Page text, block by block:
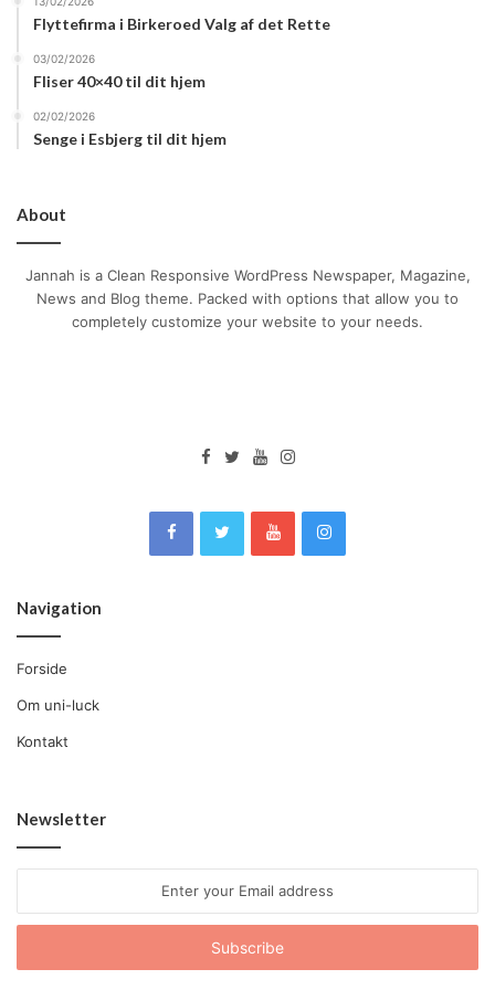
uforglemmelig begivenhed. Ved at tage højde for alle
detaljer – fra valg af lokation til mad, drikke,
underholdning og dekorationer – kan man sikre, at
gæsterne får en fantastisk oplevelse. Med hjælp fra
professionelle som Løvbjerg kan man skabe den
Flyttefirma i Birkeroed Valg af det Rette
03/02/2026
Fliser 40×40 til dit hjem
02/02/2026
Senge i Esbjerg til dit hjem
About
Jannah is a Clean Responsive WordPress Newspaper, Magazine,
News and Blog theme. Packed with options that allow you to
completely customize your website to your needs.
Navigation
Forside
Om uni-luck
Kontakt
Newsletter
Email